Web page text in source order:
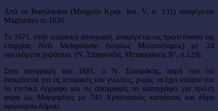
Από το Βασιλικάτα (Μνημεία Κρητ. Ιστ. V, σ. 131) αναφέρεται
Magharites το 1630.
Το 1671, στην τούρκικη απογραφή, αναφέρεται ως πρωτεύουσα της
επαρχίας Nefs Melopotamo (κυρίως Μυλοπόταμος) με 24
οφειλόμενα χαράτσια. (Ν. Σταυρινίδη, Μεταφράσεις B’, σ.129).
Στην απογραφή του 1881, ο Ν. Σταυράκης, παρά του ότι
διακρίνεται για τις ιστορικές του γνώσεις, χωρίς να έχει υπόψιν του
τα ενετικά έγγραφα και τις απογραφές το καταγράφει για πρώτη
φορά ως Μαργαρίτες με 741 Χριστιανούς κατοίκους και έδρα
ομώνυμου δήμου.